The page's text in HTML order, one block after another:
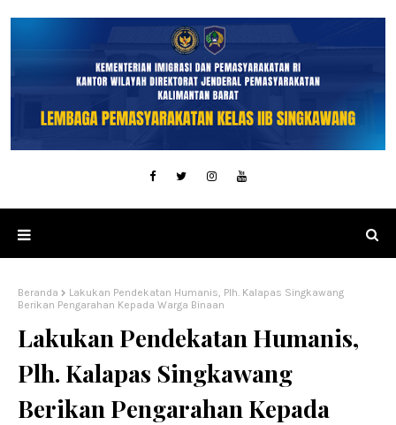
Beranda
Lakukan Pendekatan Humanis, Plh. Kalapas Singkawang
Berikan Pengarahan Kepada Warga Binaan
Lakukan Pendekatan Humanis,
Plh. Kalapas Singkawang
Berikan Pengarahan Kepada